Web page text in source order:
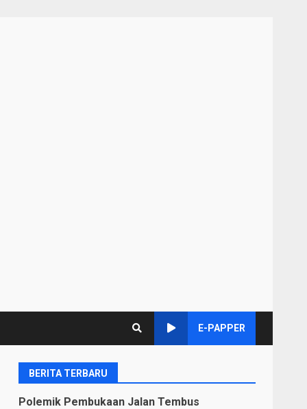
E-PAPPER
BERITA TERBARU
Polemik Pembukaan Jalan Tembus